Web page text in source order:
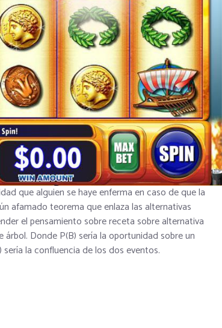
que alguien se haye enferma en caso de que la
afamado teorema que enlaza las alternativas
el pensamiento sobre receta sobre alternativa
Donde P(B) serí­a la oportunidad sobre un
la confluencia de los dos eventos.